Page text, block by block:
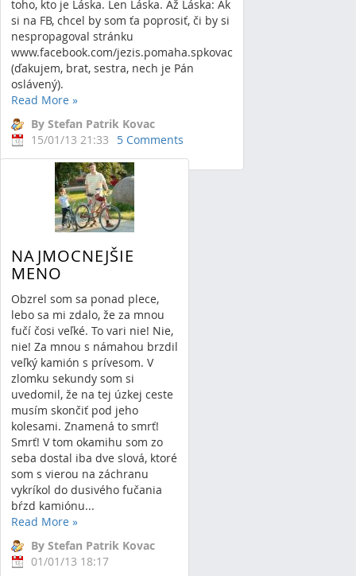
toho, kto je Láska. Len Láska. Až Láska: Ak
si na FB, chcel by som ťa poprosiť, či by si
nespropagoval stránku
www.facebook.com/jezis.pomaha.spkovac
(ďakujem, brat, sestra, nech je Pán
oslávený).
Read More »
By Stefan Patrik Kovac
15/01/13 21:33
5 Comments
NAJMOCNEJŠIE
MENO
Obzrel som sa ponad plece,
lebo sa mi zdalo, že za mnou
fučí čosi veľké. To vari nie! Nie,
nie! Za mnou s námahou brzdil
veľký kamión s prívesom. V
zlomku sekundy som si
uvedomil, že na tej úzkej ceste
musím skončiť pod jeho
kolesami. Znamená to smrť!
Smrť! V tom okamihu som zo
seba dostal iba dve slová, ktoré
som s vierou na záchranu
vykríkol do dusivého fučania
bŕzd kamiónu...
Read More »
By Stefan Patrik Kovac
01/01/13 18:17